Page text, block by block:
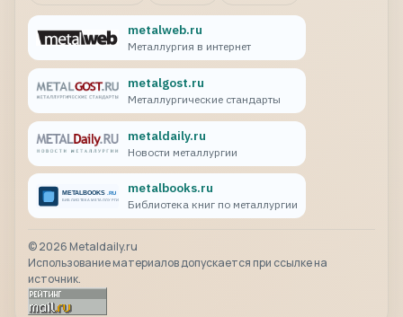
metalweb.ru
Металлургия в интернет
metalgost.ru
Металлургические стандарты
metaldaily.ru
Новости металлургии
metalbooks.ru
Библиотека книг по металлургии
©2026 Metaldaily.ru
Использование материалов допускается при ссылке на
источник.